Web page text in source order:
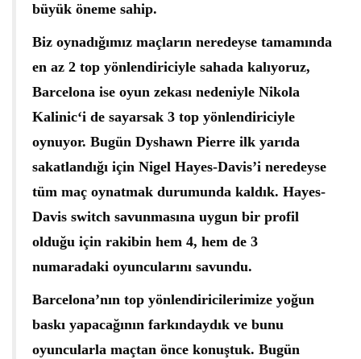
büyük öneme sahip.
Biz oynadığımız maçların neredeyse tamamında
en az 2 top yönlendiriciyle sahada kalıyoruz,
Barcelona ise oyun zekası nedeniyle Nikola
Kalinic‘i de sayarsak 3 top yönlendiriciyle
oynuyor. Bugün Dyshawn Pierre ilk yarıda
sakatlandığı için Nigel Hayes-Davis’i neredeyse
tüm maç oynatmak durumunda kaldık. Hayes-
Davis switch savunmasına uygun bir profil
olduğu için rakibin hem 4, hem de 3
numaradaki oyuncularını savundu.
Barcelona’nın top yönlendiricilerimize yoğun
baskı yapacağının farkındaydık ve bunu
oyuncularla maçtan önce konuştuk. Bugün